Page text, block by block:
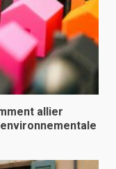
allier